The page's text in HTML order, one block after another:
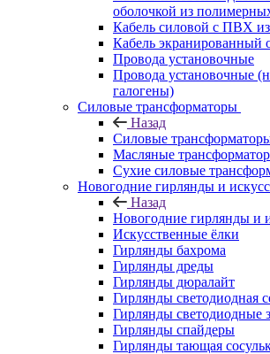
оболочкой из
Кабель силовой с ПВХ
Кабель экранированный
Провода установочные
Провода установочные
галогены)
Силовые трансформаторы
Назад
Силовые
Масляные
Сухие силовые
Новогодние гирлянды и
Назад
Новогодние гирлянды и
Искусственные ёлки
Гирлянды бахрома
Гирлянды дреды
Гирлянды дюралайт
Гирлянды светодиодная
Гирлянды светодиодные
Гирлянды спайдеры
Гирлянды тающая